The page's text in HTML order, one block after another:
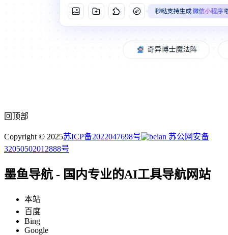
回顶部
Copyright © 2025苏ICP备2022047698号
苏公网安备
32050502012888号
墨鱼导航 - 国内专业的AI工具导航网站
本站
百度
Bing
Google